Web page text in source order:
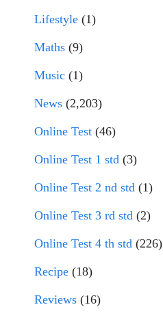
Lifestyle (1)
Maths (9)
Music (1)
News (2,203)
Online Test (46)
Online Test 1 std (3)
Online Test 2 nd std (1)
Online Test 3 rd std (2)
Online Test 4 th std (226)
Recipe (18)
Reviews (16)